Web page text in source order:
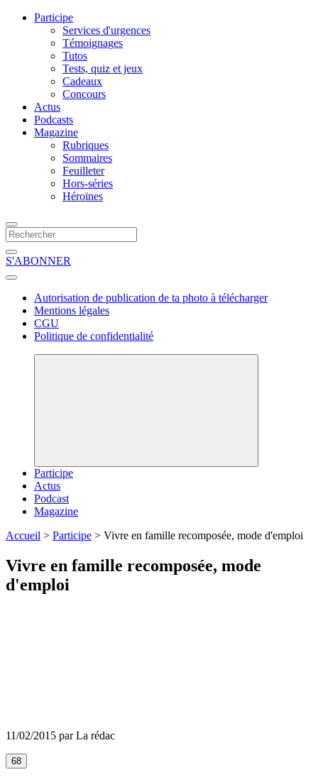
Participe
Services d'urgences
Témoignages
Tutos
Tests, quiz et jeux
Cadeaux
Concours
Actus
Podcasts
Magazine
Rubriques
Sommaires
Feuilleter
Hors-séries
Héroïnes
S'ABONNER
Autorisation de publication de ta photo à télécharger
Mentions légales
CGU
Politique de confidentialité
Participe
Actus
Podcast
Magazine
Accueil > Participe > Vivre en famille recomposée, mode d'emploi
Vivre en famille recomposée, mode
d'emploi
11/02/2015 par La rédac
68